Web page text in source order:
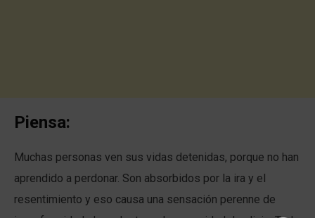
Piensa:
Muchas personas ven sus vidas detenidas, porque no han
aprendido a perdonar. Son absorbidos por la ira y el
resentimiento y eso causa una sensación perenne de